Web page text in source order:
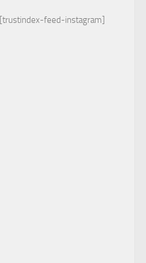
[trustindex-feed-instagram]